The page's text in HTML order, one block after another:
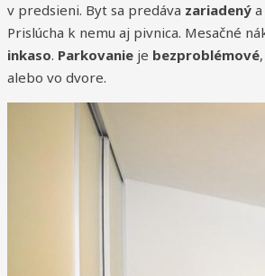
v predsieni. Byt sa predáva zariadený
Prislúcha k nemu aj pivnica. Mesačné
inkaso. Parkovanie je bezproblémové
alebo vo dvore.